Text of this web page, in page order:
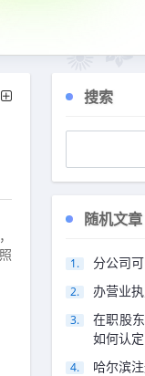
搜索
随机文章
分公司
办营业
在职股
如何认定
哈尔滨